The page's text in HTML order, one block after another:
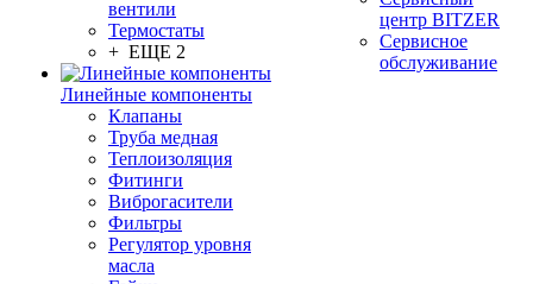
вентили
Термостаты
+ ЕЩЕ 2
Линейные компоненты
Клапаны
Труба медная
Теплоизоляция
Фитинги
Виброгасители
Фильтры
Регулятор уровня
масла
центр BITZER
Сервисное
обслуживание